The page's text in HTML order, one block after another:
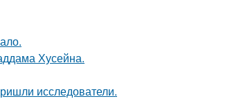
Хусейна.
исследователи.